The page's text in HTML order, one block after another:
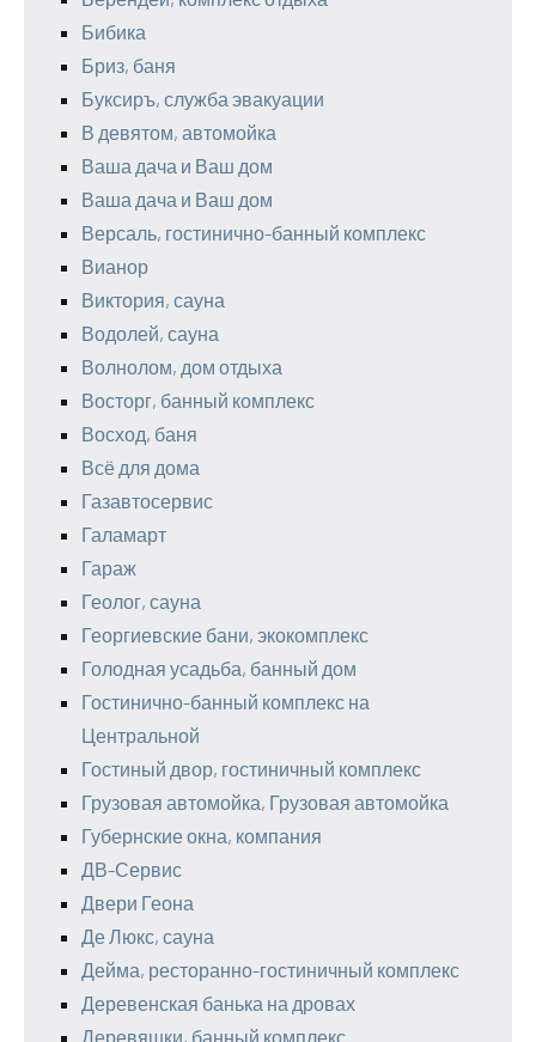
Бибика
Бриз, баня
Буксиръ, служба эвакуации
В девятом, автомойка
Ваша дача и Ваш дом
Ваша дача и Ваш дом
Версаль, гостинично-банный комплекс
Вианор
Виктория, сауна
Водолей, сауна
Волнолом, дом отдыха
Восторг, банный комплекс
Восход, баня
Всё для дома
Газавтосервис
Галамарт
Гараж
Геолог, сауна
Георгиевские бани, экокомплекс
Голодная усадьба, банный дом
Гостинично-банный комплекс на
Центральной
Гостиный двор, гостиничный комплекс
Грузовая автомойка, Грузовая автомойка
Губернские окна, компания
ДВ-Сервис
Двери Геона
Де Люкс, сауна
Дейма, ресторанно-гостиничный комплекс
Деревенская банька на дровах
Деревяшки, банный комплекс